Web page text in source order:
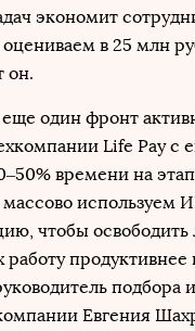
экономит
в 25 млн
он.
один фронт
Life Pay с
времени на
используем
чтобы
работу продуктивнее
подбора
Евгения